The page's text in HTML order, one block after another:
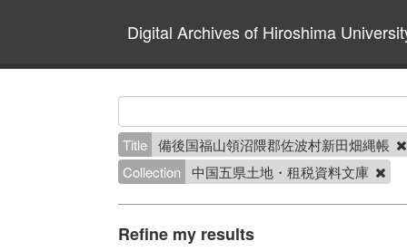
Digital Archives of Hiroshima
Title 備後国福山領沼隈郡佐波村新田畑縄帳
Collection 中国五県土地・租税資料文庫
Refine my results